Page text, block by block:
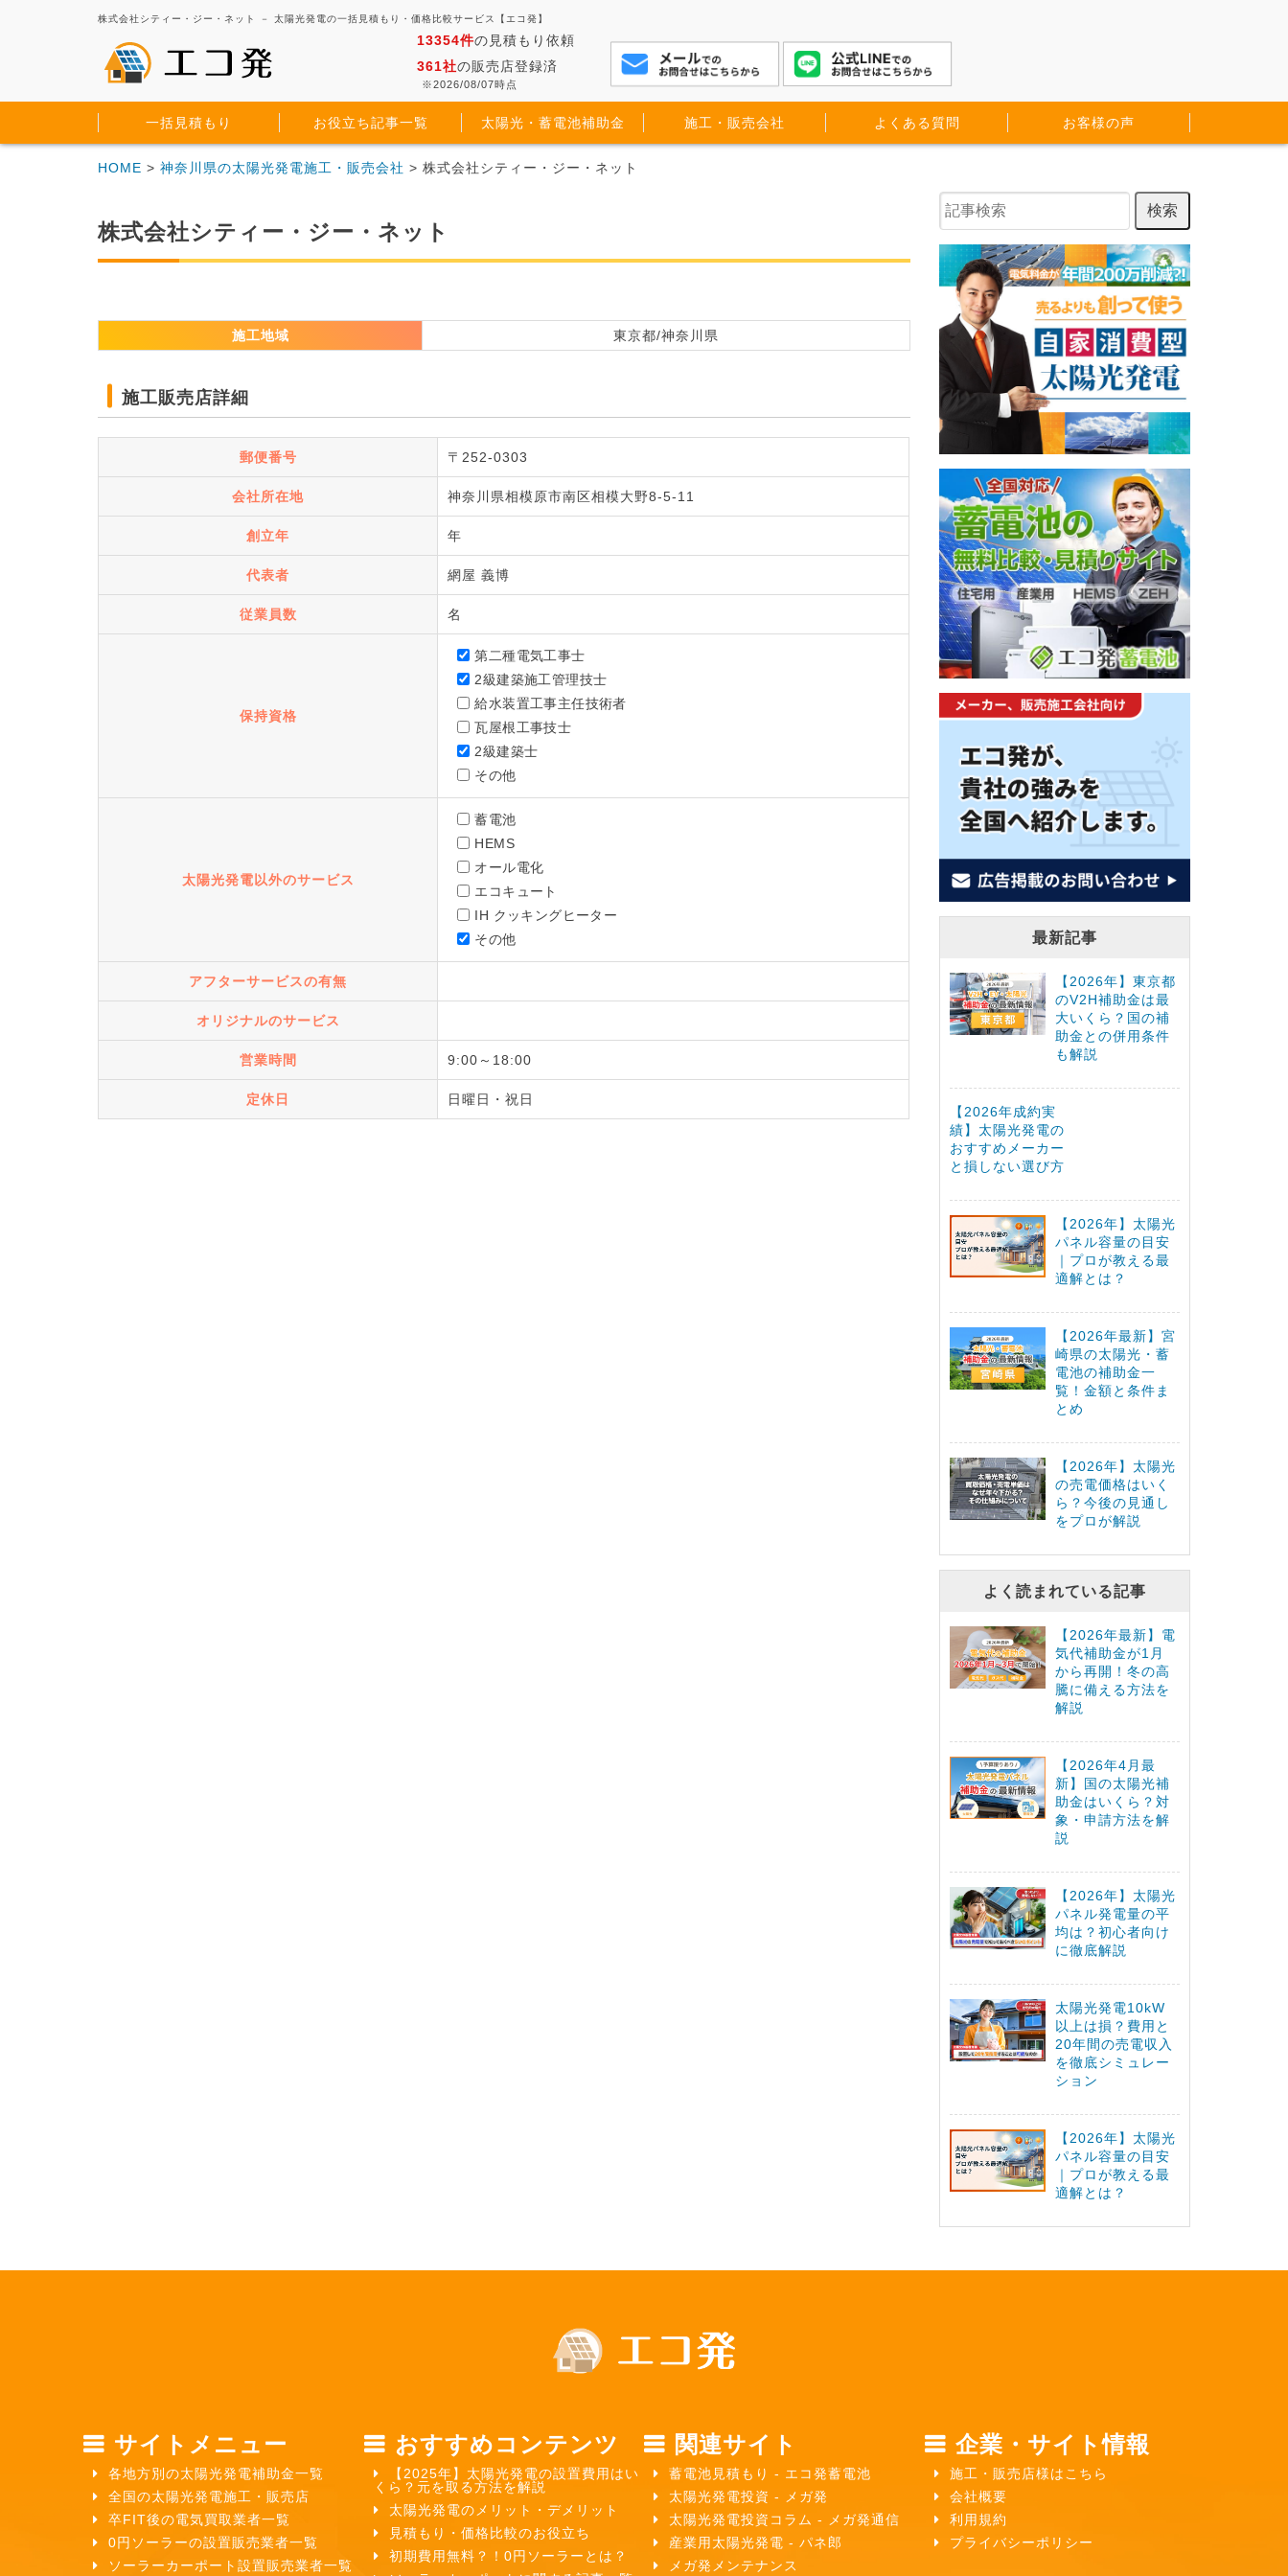
株式会社シティー・ジー・ネット － 太陽光発電の一括見積もり・価格比較サービス【エコ発】
13354件の見積もり依頼
361社の販売店登録済
※2026/08/07時点
一括見積もり お役立ち記事一覧 太陽光・蓄電池補助金 施工・販売会社 よくある質問 お客様の声
HOME > 神奈川県の太陽光発電施工・販売会社 > 株式会社シティー・ジー・ネット
株式会社シティー・ジー・ネット
施工地域 東京都/神奈川県
施工販売店詳細
郵便番号 〒252-0303
会社所在地 神奈川県相模原市南区相模大野8-5-11
創立年 年
代表者 網屋 義博
従業員数 名
保持資格
第二種電気工事士
2級建築施工管理技士
給水装置工事主任技術者
瓦屋根工事技士
2級建築士
その他
太陽光発電以外のサービス
蓄電池
HEMS
オール電化
エコキュート
IH クッキングヒーター
その他
アフターサービスの有無
オリジナルのサービス
営業時間 9:00～18:00
定休日 日曜日・祝日
最新記事
【2026年】東京都
のV2H補助金は最
大いくら？国の補
助金との併用条件
も解説
【2026年成約実
績】太陽光発電の
おすすめメーカー
と損しない選び方
【2026年】太陽光
パネル容量の目安
｜プロが教える最
適解とは？
【2026年最新】宮
崎県の太陽光・蓄
電池の補助金一
覧！金額と条件ま
とめ
【2026年】太陽光
の売電価格はいく
ら？今後の見通し
をプロが解説
よく読まれている記事
【2026年最新】電
気代補助金が1月
から再開！冬の高
騰に備える方法を
解説
【2026年4月最
新】国の太陽光補
助金はいくら？対
象・申請方法を解
説
【2026年】太陽光
パネル発電量の平
均は？初心者向け
に徹底解説
太陽光発電10kW
以上は損？費用と
20年間の売電収入
を徹底シミュレー
ション
【2026年】太陽光
パネル容量の目安
｜プロが教える最
適解とは？
サイトメニュー
各地方別の太陽光発電補助金一覧
全国の太陽光発電施工・販売店
卒FIT後の電気買取業者一覧
0円ソーラーの設置販売業者一覧
ソーラーカーポート設置販売業者一覧
おすすめコンテンツ
【2025年】太陽光発電の設置費用はい
くら？元を取る方法を解説
太陽光発電のメリット・デメリット
見積もり・価格比較のお役立ち
初期費用無料？！0円ソーラーとは？
関連サイト
蓄電池見積もり - エコ発蓄電池
太陽光発電投資 - メガ発
太陽光発電投資コラム - メガ発通信
産業用太陽光発電 - パネ郎
メガ発メンテナンス
企業・サイト情報
施工・販売店様はこちら
会社概要
利用規約
プライバシーポリシー